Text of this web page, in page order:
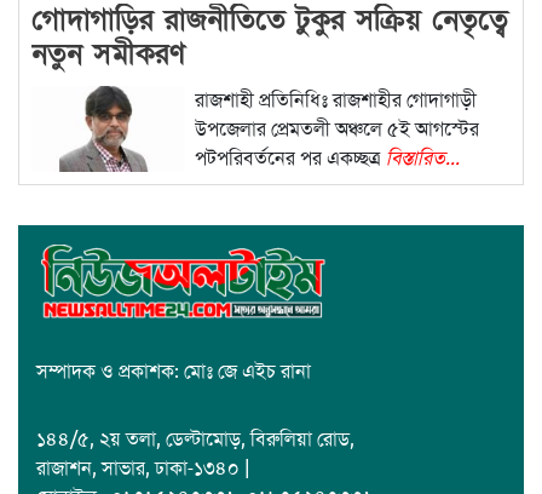
গোদাগাড়ির রাজনীতিতে টুকুর সক্রিয় নেতৃত্বে
নতুন সমীকরণ
রাজশাহী প্রতিনিধিঃ রাজশাহীর গোদাগাড়ী
উপজেলার প্রেমতলী অঞ্চলে ৫ই আগস্টের
পটপরিবর্তনের পর একচ্ছত্র বিস্তারিত...
সম্পাদক ও প্রকাশক: মোঃ জে এইচ রানা
১৪৪/৫, ২য় তলা, ডেল্টামোড়, বিরুলিয়া রোড,
রাজাশন, সাভার, ঢাকা-১৩৪০ |